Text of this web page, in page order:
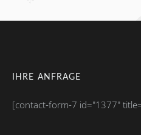
IHRE ANFRAGE
[contact-form-7 id="1377"